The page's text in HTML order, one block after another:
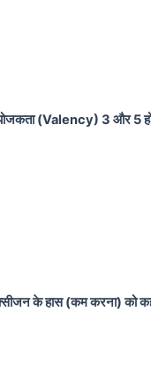
(Valency) 3 और 5
के हास (कम करना) को